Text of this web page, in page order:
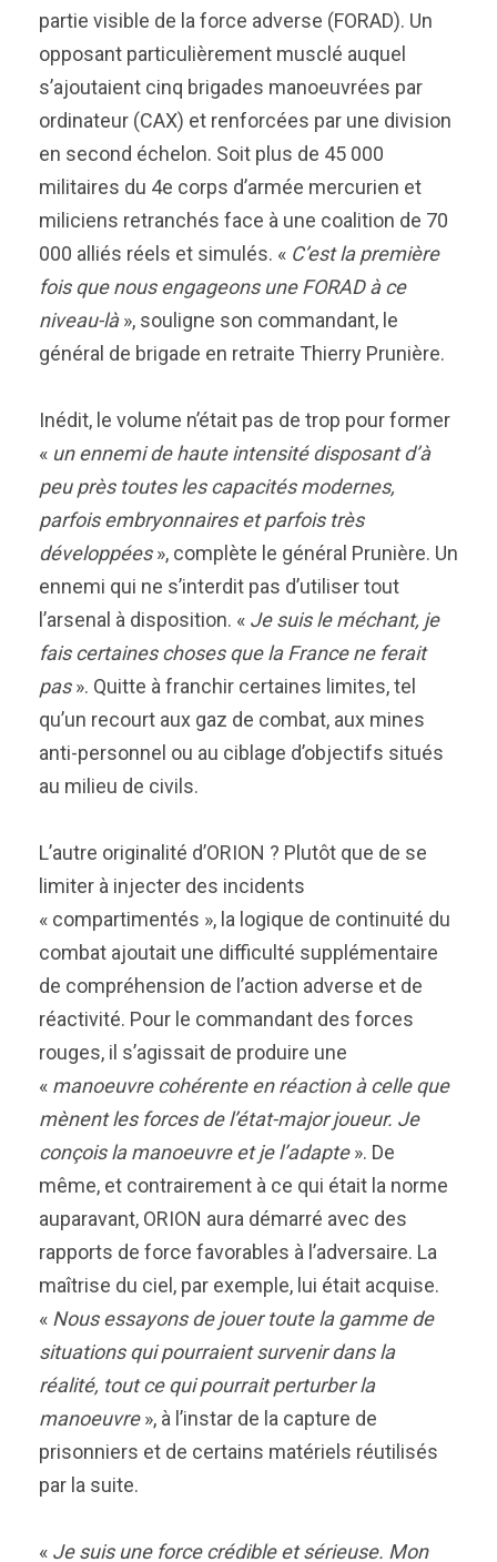
partie visible de la force adverse (FORAD). Un
opposant particulièrement musclé auquel
s’ajoutaient cinq brigades manoeuvrées par
ordinateur (CAX) et renforcées par une division
en second échelon. Soit plus de 45 000
militaires du 4e corps d’armée mercurien et
miliciens retranchés face à une coalition de 70
000 alliés réels et simulés. « C’est la première
fois que nous engageons une FORAD à ce
niveau-là», souligne son commandant, le
général de brigade en retraite Thierry Prunière.
Inédit, le volume n’était pas de trop pour former
« un ennemi de haute intensité disposant d’à
peu près toutes les capacités modernes,
parfois embryonnaires et parfois très
développées», complète le général Prunière. Un
ennemi qui ne s’interdit pas d’utiliser tout
l’arsenal à disposition. « Je suis le méchant, je
fais certaines choses que la France ne ferait
pas». Quitte à franchir certaines limites, tel
qu’un recourt aux gaz de combat, aux mines
anti-personnel ou au ciblage d’objectifs situés
au milieu de civils.
L’autre originalité d’ORION ? Plutôt que de se
limiter à injecter des incidents
« compartimentés », la logique de continuité du
combat ajoutait une difficulté supplémentaire
de compréhension de l’action adverse et de
réactivité. Pour le commandant des forces
rouges, il s’agissait de produire une
« manoeuvre cohérente en réaction à celle que
mènent les forces de l’état-major joueur. Je
conçois la manoeuvre et je l’adapte». De
même, et contrairement à ce qui était la norme
auparavant, ORION aura démarré avec des
rapports de force favorables à l’adversaire. La
maîtrise du ciel, par exemple, lui était acquise.
« Nous essayons de jouer toute la gamme de
situations qui pourraient survenir dans la
réalité, tout ce qui pourrait perturber la
manoeuvre», à l’instar de la capture de
prisonniers et de certains matériels réutilisés
par la suite.
« Je suis une force crédible et sérieuse. Mon